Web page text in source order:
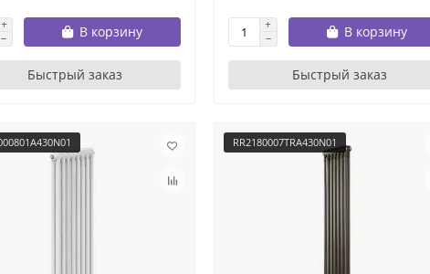
В корзину
Быстрый заказ
В корзину
Быстрый заказ
RR2180007TRA430N01